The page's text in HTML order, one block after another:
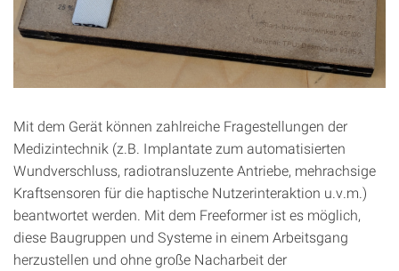
Mit dem Gerät können zahlreiche Fragestellungen der
Medizintechnik (z.B. Implantate zum automatisierten
Wundverschluss, radiotransluzente Antriebe, mehrachsige
Kraftsensoren für die haptische Nutzerinteraktion u.v.m.)
beantwortet werden. Mit dem Freeformer ist es möglich,
diese Baugruppen und Systeme in einem Arbeitsgang
herzustellen und ohne große Nacharbeit der